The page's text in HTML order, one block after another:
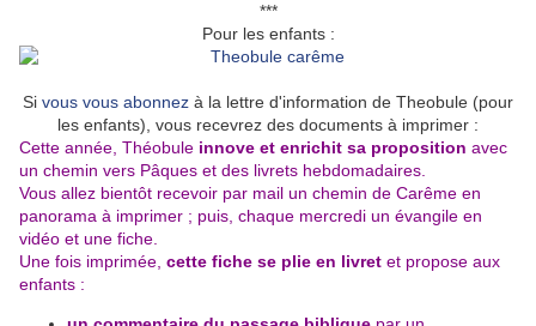
***
Pour les enfants :
Si vous vous abonnez à la lettre d'information de Theobule (pour
les enfants), vous recevrez des documents à imprimer :
Cette année, Théobule innove et enrichit sa proposition avec
un chemin vers Pâques et des livrets hebdomadaires.
Vous allez bientôt recevoir par mail un chemin de Carême en
panorama à imprimer ; puis, chaque mercredi un évangile en
vidéo et une fiche.
Une fois imprimée, cette fiche se plie en livret et propose aux
enfants :